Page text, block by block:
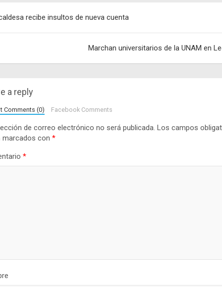
recibe insultos de nueva cuenta
Marchan universitarios de la UNAM en
a reply
Comments (0) Facebook Comments
de correo electrónico no será publicada. Los campos
marcados con *
*